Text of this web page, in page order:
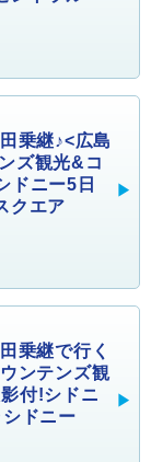
乗継♪<広島
ズ観光&コ
ドニー5日
クエア
乗継で行く
ンテンズ観
付!シドニ
ドニー